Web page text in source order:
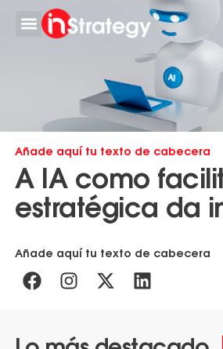
Añade aquí tu texto de cabecera
A IA como
estratégica da
Añade aquí tu texto de cabecera